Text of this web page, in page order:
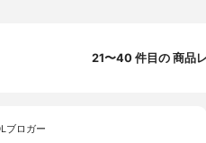
21〜40 件目の 商品
ブロガー